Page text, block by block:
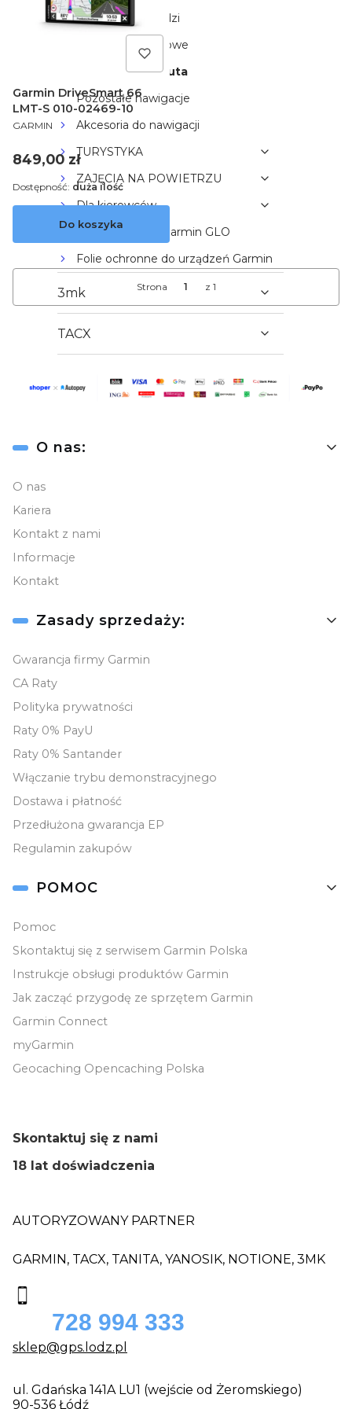
Nawigacje do łodzi
Nawigacje sportowe
Nawigacje do auta
Pozostałe nawigacje
Akcesoria do nawigacji
TURYSTYKA
ZAJĘCIA NA POWIETRZU
Dla kierowców
Moduł mobilny Garmin GLO
Folie ochronne do urządzeń Garmin
3mk
TACX
KAMERY SAMOCHODOWE
Pulsoksymetry
AKCESORIA
YANOSIK
MAPY I APLIKACJE
OBSŁUGA PIENIĘDZY
Garmin DriveSmart 66
LMT-S 010-02469-10
PRODUCENT
GARMIN
Cena
849,00 zł
Do koszyka
Dostępność: duża ilość
Strona z 1
Linki w stopce
O nas:
O nas
Kariera
Kontakt z nami
Informacje
Kontakt
Zasady sprzedaży:
Gwarancja firmy Garmin
CA Raty
Polityka prywatności
Raty 0% PayU
Raty 0% Santander
Włączanie trybu demonstracyjnego
Dostawa i płatność
Przedłużona gwarancja EP
Regulamin zakupów
POMOC
Pomoc
Skontaktuj się z serwisem Garmin Polska
Instrukcje obsługi produktów Garmin
Jak zacząć przygodę ze sprzętem Garmin
Garmin Connect
myGarmin
Geocaching Opencaching Polska
Skontaktuj się z nami
18 lat doświadczenia
AUTORYZOWANY PARTNER
GARMIN, TACX, TANITA, YANOSIK, NOTIONE, 3MK
728 994 333
sklep@gps.lodz.pl
ul. Gdańska 141A LU1 (wejście od Żeromskiego)
90-536 Łódź